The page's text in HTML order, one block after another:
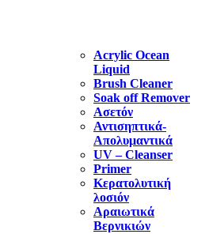
Acrylic Ocean
Liquid
Brush Cleaner
Soak off Remover
Ασετόν
Αντισηπτικά-
Απολυμαντικά
UV – Cleanser
Primer
Κερατολυτική
λοσιόν
Αραιωτικά
Βερνικιών